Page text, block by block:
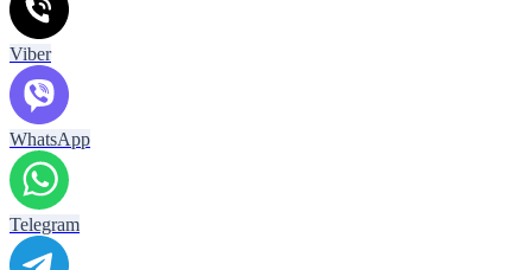
Viber
WhatsApp
Telegram